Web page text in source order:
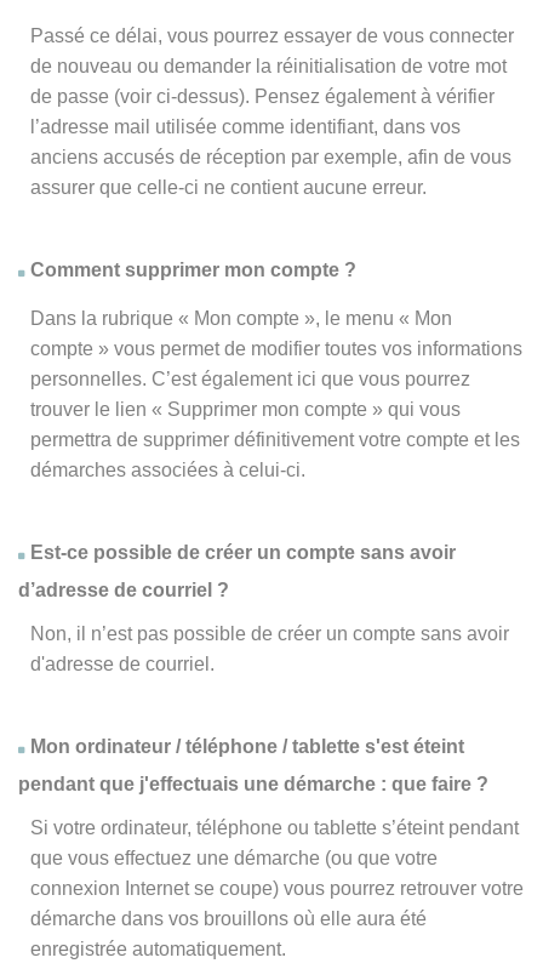
Passé ce délai, vous pourrez essayer de vous connecter
de nouveau ou demander la réinitialisation de votre mot
de passe (voir ci-dessus). Pensez également à vérifier
l’adresse mail utilisée comme identifiant, dans vos
anciens accusés de réception par exemple, afin de vous
assurer que celle-ci ne contient aucune erreur.
Comment supprimer mon compte ?
Dans la rubrique « Mon compte », le menu « Mon
compte » vous permet de modifier toutes vos informations
personnelles. C’est également ici que vous pourrez
trouver le lien « Supprimer mon compte » qui vous
permettra de supprimer définitivement votre compte et les
démarches associées à celui-ci.
Est-ce possible de créer un compte sans avoir
d’adresse de courriel ?
Non, il n’est pas possible de créer un compte sans avoir
d'adresse de courriel.
Mon ordinateur / téléphone / tablette s'est éteint
pendant que j'effectuais une démarche : que faire ?
Si votre ordinateur, téléphone ou tablette s’éteint pendant
que vous effectuez une démarche (ou que votre
connexion Internet se coupe) vous pourrez retrouver votre
démarche dans vos brouillons où elle aura été
enregistrée automatiquement.